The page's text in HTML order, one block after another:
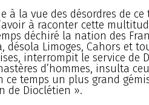
à la vue des désordres de ce
à raconter cette
déchiré la nation des
désola Limoges, Cahors et
interrompit le service de
d’hommes, insulta
ce temps un plus grand
de Dioclétien ».